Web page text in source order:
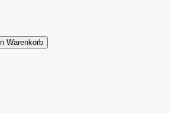
Warenkorb